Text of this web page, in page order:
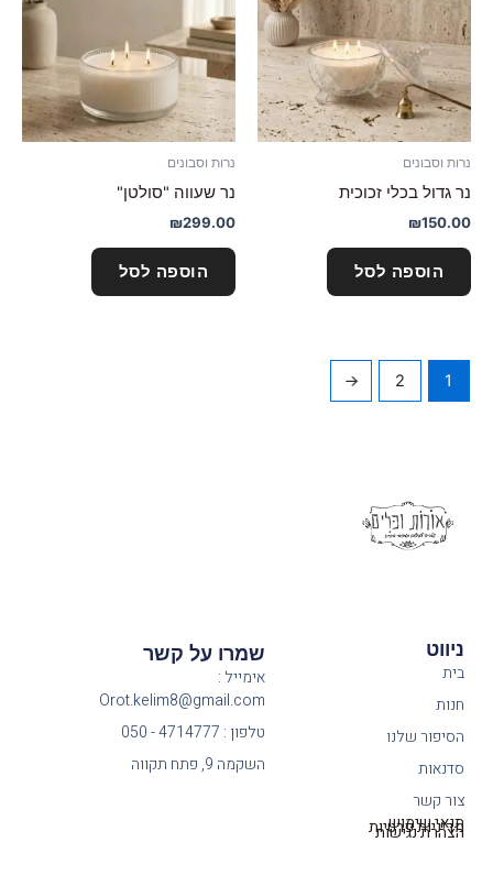
נרות וסבונים
נר גדול בכלי זכוכית
₪150.00
הוספה לסל
נרות וסבונים
נר שעווה "סולטן"
₪299.00
הוספה לסל
1
2
←
ניווט
בית
חנות
הסיפור שלנו
סדנאות
צור קשר
תנאי שימוש
מדיניות פרטיות
הצהרת נגישות
שמרו על קשר
אימייל :
Orot.kelim8@gmail.com
טלפון : 4714777 - 050
השקמה 9, פתח תקווה